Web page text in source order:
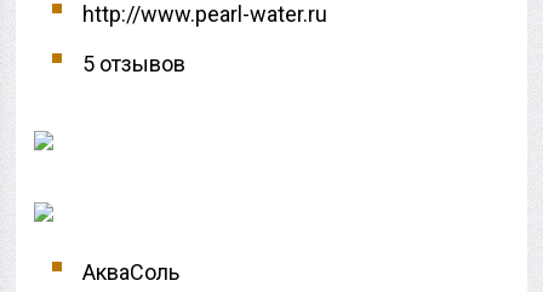
http://www.pearl-water.ru
5 отзывов
АкваСоль